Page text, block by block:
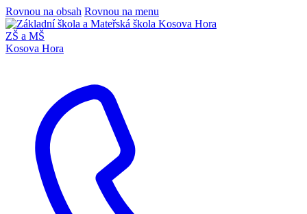
Rovnou na obsah Rovnou na menu
ZŠ a MŠ
Kosova Hora